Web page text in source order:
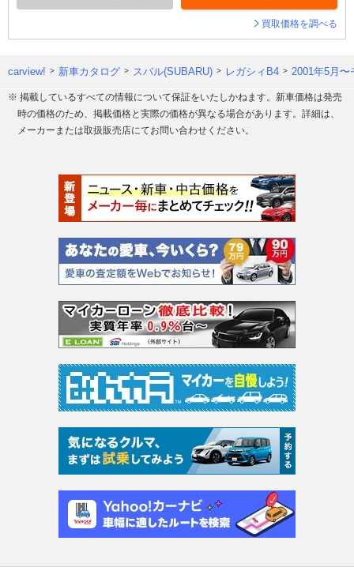
買取価格を調べる
carview! 新車カタログ スバル(SUBARU) レガシィB4 2001年5月〜
※ 掲載しているすべての情報について保証をいたしかねます。新車価格は発売
時の価格のため、掲載価格と実際の価格が異なる場合があります。詳細は、
メーカーまたは取扱販売店にてお問い合わせください。